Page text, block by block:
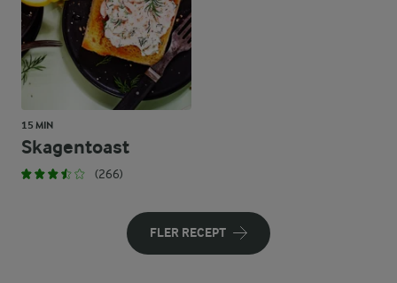
15 MIN
Skagentoast
(266)
FLER RECEPT